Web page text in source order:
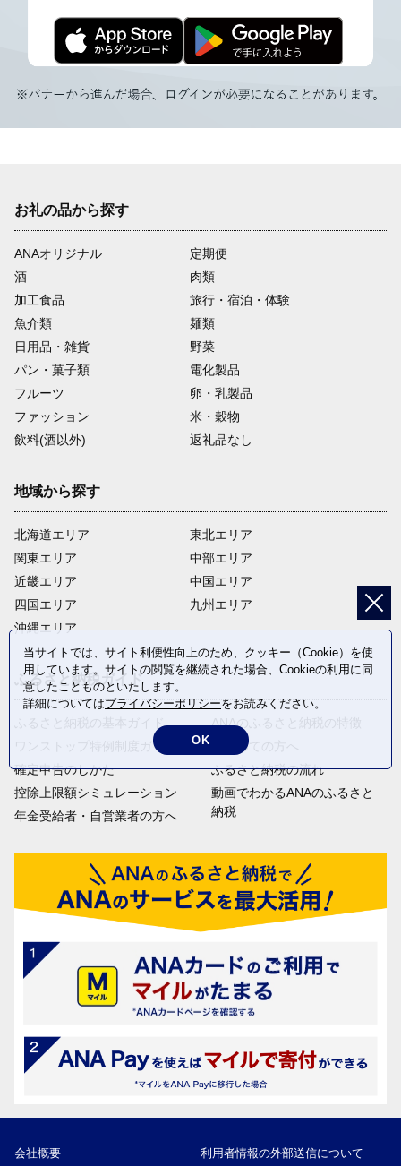
お礼の品から探す
ANAオリジナル
定期便
酒
肉類
加工食品
旅行・宿泊・体験
魚介類
麺類
日用品・雑貨
野菜
パン・菓子類
電化製品
フルーツ
卵・乳製品
ファッション
米・穀物
飲料(酒以外)
返礼品なし
地域から探す
北海道エリア
関東エリア
近畿エリア
四国エリア
沖縄エリア
東北エリア
中部エリア
中国エリア
九州エリア
ふるさと納税ガイド
ふるさと納税の基本ガイド
ワンストップ特例制度ガイド
確定申告のしかた
控除上限額シミュレーション
年金受給者・自営業者の方へ
ANAのふるさと納税の特徴
はじめての方へ
ふるさと納税の流れ
動画でわかるANAのふるさと
納税
会社概要 利用者情報の外部送信について
当サイトでは、サイト利便性向上のため、クッキー（Cookie）を使
用しています。サイトの閲覧を継続された場合、Cookieの利用に同
意したことものといたします。
詳細についてはプライバシーポリシーをお読みください。
OK